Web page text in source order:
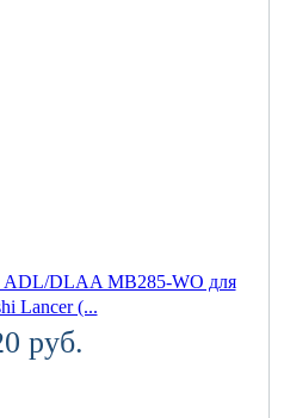
DLAA MB285-WO для
Lancer (...
руб.